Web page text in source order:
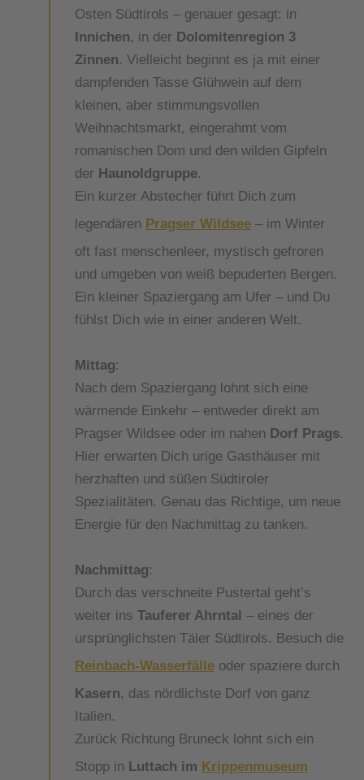
Osten Südtirols – genauer gesagt: in
Innichen, in der Dolomitenregion 3
Zinnen. Vielleicht beginnt es ja mit einer
dampfenden Tasse Glühwein auf dem
kleinen, aber stimmungsvollen
Weihnachtsmarkt, eingerahmt vom
romanischen Dom und den wilden Gipfeln
der Haunoldgruppe.
Ein kurzer Abstecher führt Dich zum
legendären Pragser Wildsee – im Winter
oft fast menschenleer, mystisch gefroren
und umgeben von weiß bepuderten Bergen.
Ein kleiner Spaziergang am Ufer – und Du
fühlst Dich wie in einer anderen Welt.
Mittag:
Nach dem Spaziergang lohnt sich eine
wärmende Einkehr – entweder direkt am
Pragser Wildsee oder im nahen Dorf Prags.
Hier erwarten Dich urige Gasthäuser mit
herzhaften und süßen Südtiroler
Spezialitäten. Genau das Richtige, um neue
Energie für den Nachmittag zu tanken.
Nachmittag:
Durch das verschneite Pustertal geht’s
weiter ins Tauferer Ahrntal – eines der
ursprünglichsten Täler Südtirols. Besuch die
Reinbach-Wasserfälle oder spaziere durch
Kasern, das nördlichste Dorf von ganz
Italien.
Zurück Richtung Bruneck lohnt sich ein
Stopp in Luttach im Krippenmuseum